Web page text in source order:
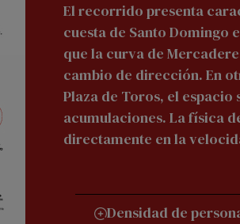
El recorrido presenta
cuesta de Santo Domingo
que la curva de
cambio de dirección. En
Plaza de Toros, el
acumulaciones. La física
directamente en la
Densidad de